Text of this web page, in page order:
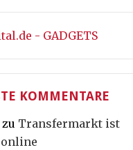
- GADGETS
KOMMENTARE
zu Transfermarkt ist